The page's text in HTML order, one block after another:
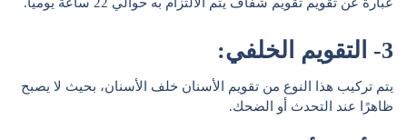
3- التقويم الخلفي:
يتم تركيب هذا النوع من تقويم الأسنان خلف الأسنان، بحيث لا يصبح
ظاهرًا عند التحدث أو الضحك.